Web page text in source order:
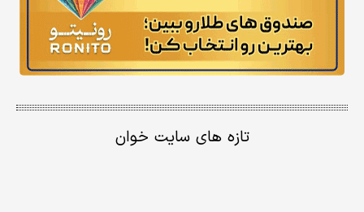
تازه های سایت خوان